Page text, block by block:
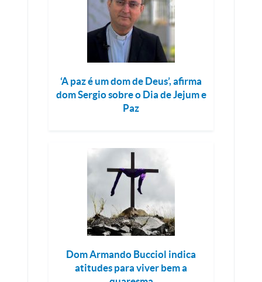
‘A paz é um dom de Deus’, afirma
dom Sergio sobre o Dia de Jejum e
Paz
Dom Armando Bucciol indica
atitudes para viver bem a